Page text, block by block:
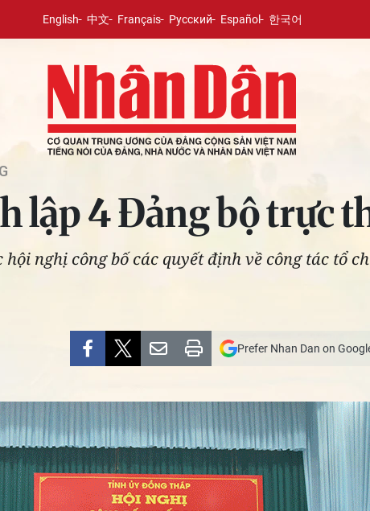
English 中文 Français Русский Español 한국어
lập 4 Đảng bộ trực
nghị công bố các quyết định về công tác tổ
Prefer Nhan Dan on